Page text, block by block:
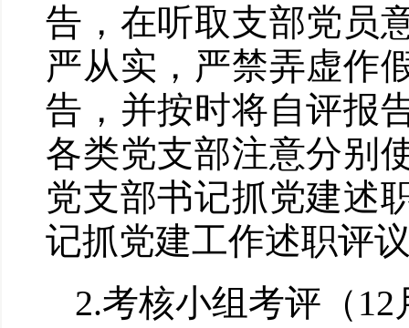
告，在听取支部党员
严从实，严禁弄虚作
告，并按时将自评报
各类党支部注意分别
党支部书记抓党建述
记抓党建工作述职评
2.考核小组考评（